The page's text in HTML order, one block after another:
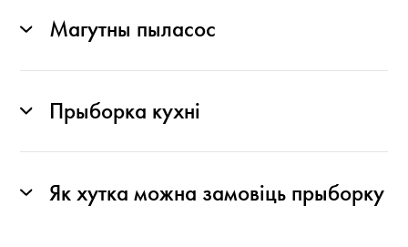
Магутны пыласос
Прыборка кухні
Як хутка можна замовіць прыборку